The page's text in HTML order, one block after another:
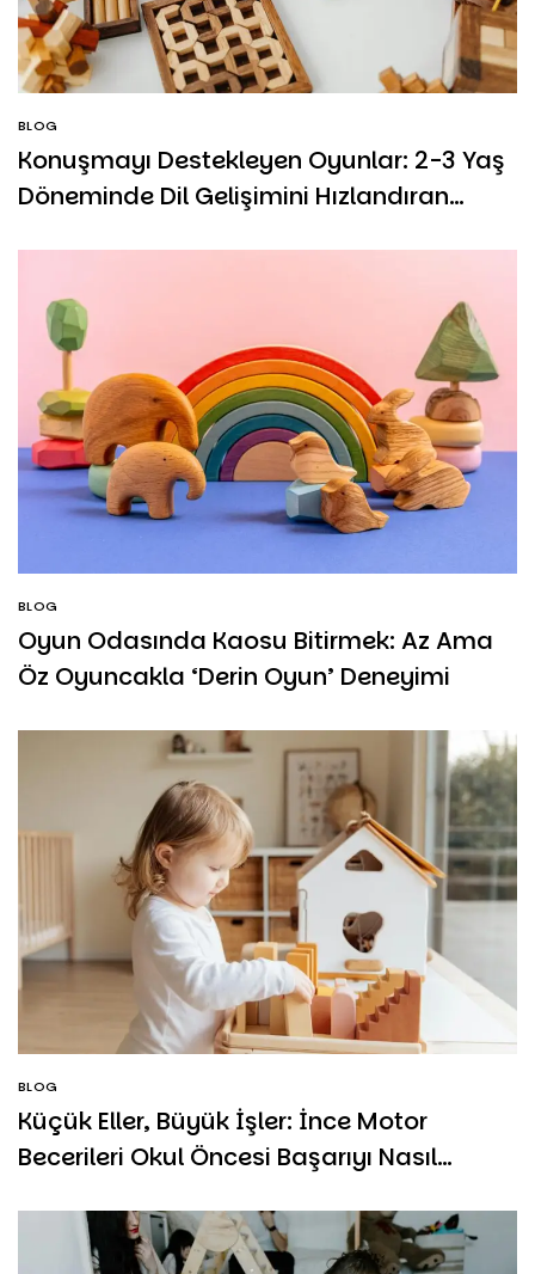
BLOG
Konuşmayı Destekleyen Oyunlar: 2-3 Yaş
Döneminde Dil Gelişimini Hızlandıran
BLOG
Oyun Odasında Kaosu Bitirmek: Az Ama
Öz Oyuncakla ‘Derin Oyun’ Deneyimi
BLOG
Küçük Eller, Büyük İşler: İnce Motor
Becerileri Okul Öncesi Başarıyı Nasıl